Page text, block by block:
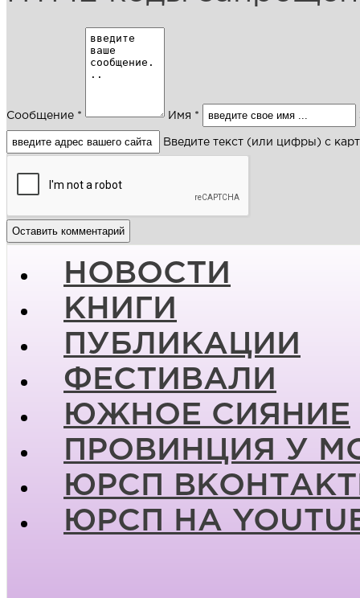
Сообщение * Имя *
Введите текст (или цифры) с
НОВОСТИ
КНИГИ
ПУБЛИКАЦИИ
ФЕСТИВАЛИ
ЮЖНОЕ СИЯНИЕ
ПРОВИНЦИЯ У
ЮРСП
ЮРСП НА